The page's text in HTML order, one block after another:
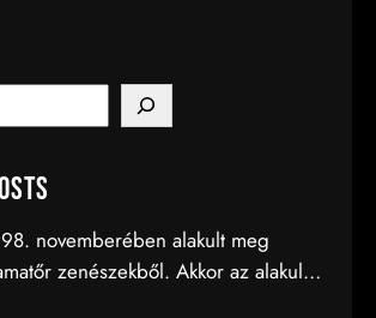
novemberében alakult meg
zenészekből. Akkor az alakuló